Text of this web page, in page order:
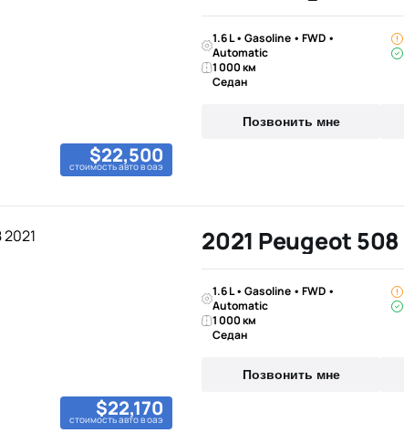
$22,500
стоимость авто в оаэ
1.6 L • Gasoline • FWD •
Automatic
1 000 км
Седан
Позвонить мне
$22,170
стоимость авто в оаэ
2021 Peugeot 508
1.6 L • Gasoline • FWD •
Automatic
1 000 км
Седан
Позвонить мне